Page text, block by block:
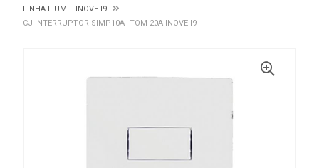
LINHA ILUMI - INOVE I9
CJ INTERRUPTOR SIMP10A+TOM 20A INOVE I9